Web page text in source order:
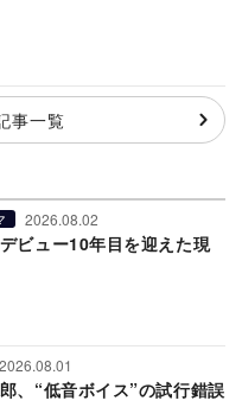
事一覧
2026.08.02
ビュー10年目を迎えた現
2026.08.01
、“低音ボイス”の試行錯誤